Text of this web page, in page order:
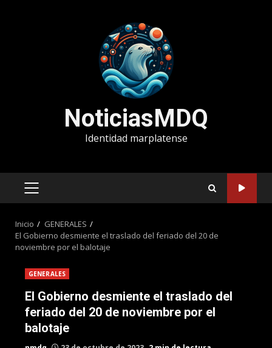
NoticiasMDQ
Identidad marplatense
MENÚ
Inicio
GENERALES
El Gobierno desmiente el traslado del feriado del 20 de
noviembre por el balotaje
GENERALES
El Gobierno desmiente el traslado del
feriado del 20 de noviembre por el
balotaje